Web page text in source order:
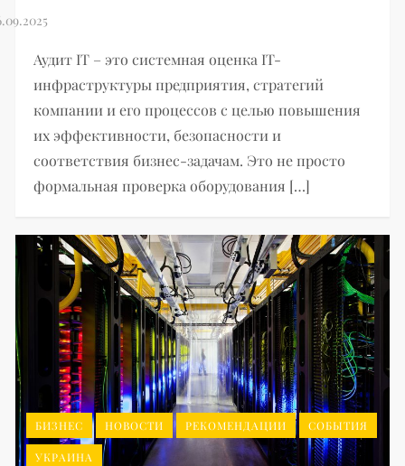
Аудит IT – это системная оценка IT-
инфраструктуры предприятия, стратегий
компании и его процессов с целью повышения
их эффективности, безопасности и
соответствия бизнес-задачам. Это не просто
формальная проверка оборудования […]
БИЗНЕС НОВОСТИ РЕКОМЕНДАЦИИ СОБЫТИЯ
УКРАИНА